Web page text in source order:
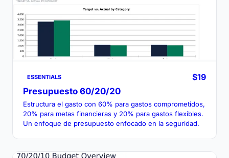
ESSENTIALS
$19
Presupuesto 60/20/20
Estructura el gasto con 60% para gastos comprometidos,
20% para metas financieras y 20% para gastos flexibles.
Un enfoque de presupuesto enfocado en la seguridad.